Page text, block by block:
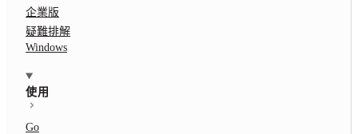
企業版
疑難排解
Windows
使用
Go